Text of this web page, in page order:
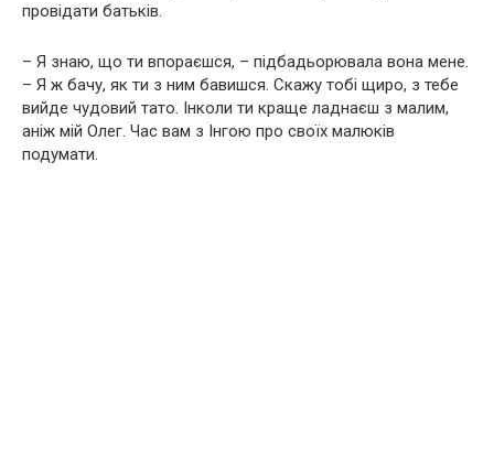
провідати батьків.
– Я знаю, що ти впораєшся, – підбадьорювала вона мене.
– Я ж бачу, як ти з ним бавишся. Скажу тобі щиро, з тебе
вийде чудовий тато. Інколи ти краще ладнаєш з малим,
аніж мій Олег. Час вам з Інгою про своїх малюків
подумати.